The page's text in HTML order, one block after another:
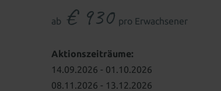
ab € 930 pro Erwachsener
Aktionszeiträume:
14.09.2026 - 01.10.2026
08.11.2026 - 13.12.2026